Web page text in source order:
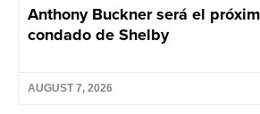
Anthony Buckner será el
condado de Shelby
AUGUST 7, 2026